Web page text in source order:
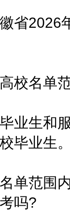
2026
名单范
生和服
毕业生
范围内
吗?